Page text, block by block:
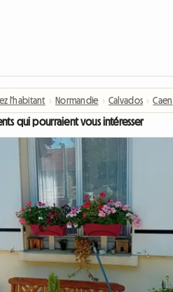
l'habitant › Normandie › Calvados › Caen
qui pourraient vous intéresser